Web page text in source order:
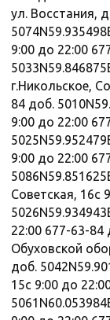
ул. Восстания,
9:00 до 22:00
г.Никольское,
84 доб.
9:00 до 22:00
9:00 до 22:00
Советская, 16с
22:00 677-63-84
Обуховской
доб.
15с 9:00 до